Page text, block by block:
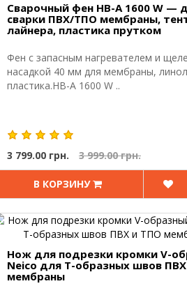
Сварочный фен HB-A 1600 W —
сварки ПВХ/ТПО мембраны,
лайнера, пластика прутком
Фен с запасным нагревателем и
насадкой 40 мм для мембраны,
пластика.HB-A 1600 W ..
3 799.00 грн. 3 999.00 грн.
В КОРЗИНУ
Нож для подрезки кромки V-
Neico для Т-образных швов
мембраны